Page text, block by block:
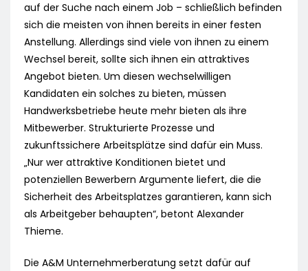
auf der Suche nach einem Job – schließlich befinden
sich die meisten von ihnen bereits in einer festen
Anstellung. Allerdings sind viele von ihnen zu einem
Wechsel bereit, sollte sich ihnen ein attraktives
Angebot bieten. Um diesen wechselwilligen
Kandidaten ein solches zu bieten, müssen
Handwerksbetriebe heute mehr bieten als ihre
Mitbewerber. Strukturierte Prozesse und
zukunftssichere Arbeitsplätze sind dafür ein Muss.
„Nur wer attraktive Konditionen bietet und
potenziellen Bewerbern Argumente liefert, die die
Sicherheit des Arbeitsplatzes garantieren, kann sich
als Arbeitgeber behaupten“, betont Alexander
Thieme.
Die A&M Unternehmerberatung setzt dafür auf